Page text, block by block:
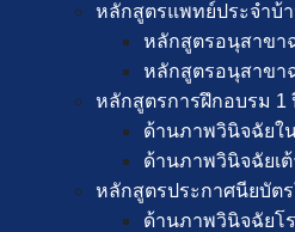
หลักสูตรแพทย์ประจำบ้
หลักสูตรอนุสาขา
หลักสูตรอนุสาขา
หลักสูตรการฝึกอบรม 1
ด้านภาพวินิจฉัยใ
ด้านภาพวินิจฉัยเ
หลักสูตรประกาศนียบัต
ด้านภาพวินิจฉัยโ